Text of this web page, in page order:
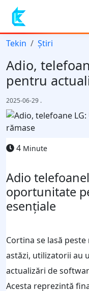
Tekin Știri
Adio,
pentru
2025-06-29 .
4 Minute
Adio
oportunitate
esențiale
Cortina se lasă
astăzi, utilizatorii au
actualizări de
Acesta reprezintă